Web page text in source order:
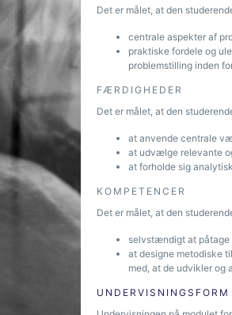
Det er målet, at den
centrale aspekter af
praktiske fordele og
problemstilling inden
FÆRDIGHEDER
Det er målet, at den
at anvende centrale
at udvælge relevante
at forholde sig
KOMPETENCER
Det er målet, at den
selvstændigt at påtage
at designe metodiske
med, at de udvikler og
UNDERVISNINGSFORM